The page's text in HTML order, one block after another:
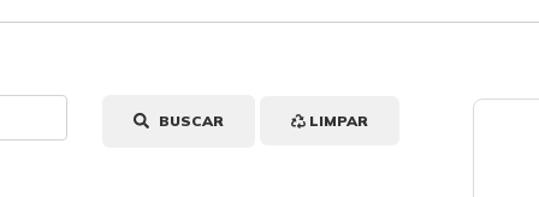
BUSCAR LIMPAR